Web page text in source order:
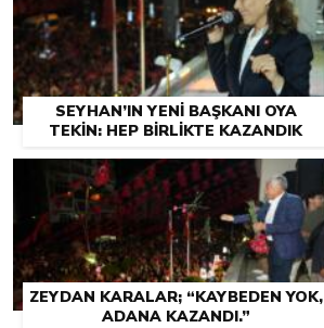
SEYHAN’IN YENI BAŞKANI OYA
TEKIN: HEP BIRLIKTE KAZANDIK
ZEYDAN KARALAR; “KAYBEDEN YOK,
ADANA KAZANDI.”